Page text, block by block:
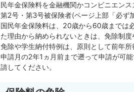
民年金保険料を金融機関かコンビニエン
第2号・第3号被保険者(ページ上部「必ず
国民年金保険料は、20歳から60歳までは
た理由から納められないときは、免除制度
免除や学生納付特例は、原則として前年
申請月の2年1ヵ月前まで遡って申請が可
請してください。